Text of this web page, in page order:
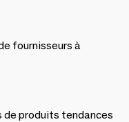
fournisseurs à
produits tendances